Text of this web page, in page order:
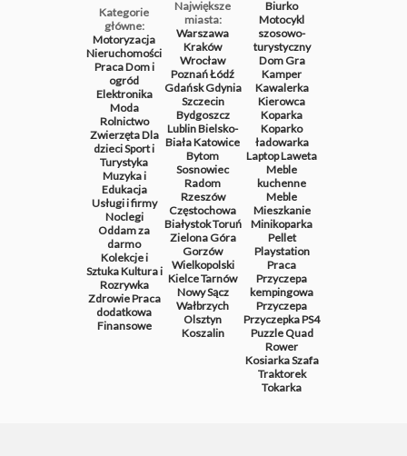
Kategorie
główne:
Motoryzacja
Nieruchomości
PracaDom i
ogród
Elektronika
Moda
Rolnictwo
ZwierzętaDla
dzieciSport i
Turystyka
Muzyka i
Edukacja
Usługi i firmy
Noclegi
Oddam za
darmo
Kolekcje i
SztukaKultura i
Rozrywka
ZdrowiePraca
dodatkowa
Finansowe
Największe
miasta:
Warszawa
Kraków
Wrocław
PoznańŁódź
GdańskGdynia
Szczecin
Bydgoszcz
LublinBielsko-
BiałaKatowice
Bytom
Sosnowiec
Radom
Rzeszów
Częstochowa
BiałystokToruń
Zielona Góra
Gorzów
Wielkopolski
KielceTarnów
Nowy Sącz
Wałbrzych
Olsztyn
Koszalin
Biurko
Motocykl
szosowo-
turystyczny
DomGra
Kamper
Kawalerka
Kierowca
Koparka
Koparko
ładowarka
LaptopLaweta
Meble
kuchenne
Meble
Mieszkanie
Minikoparka
Pellet
Playstation
Praca
Przyczepa
kempingowa
Przyczepa
PrzyczepkaPS4
PuzzleQuad
Rower
KosiarkaSzafa
Traktorek
Tokarka